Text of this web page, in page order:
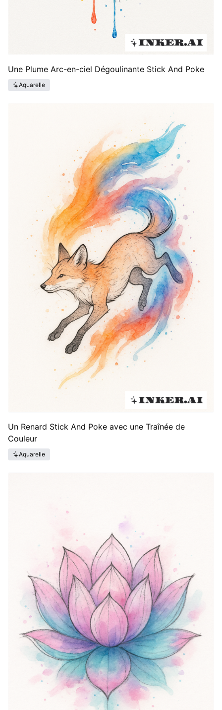
Une Plume Arc-en-ciel Dégoulinante Stick And Poke
Aquarelle
Un Renard Stick And Poke avec une Traînée de
Couleur
Aquarelle